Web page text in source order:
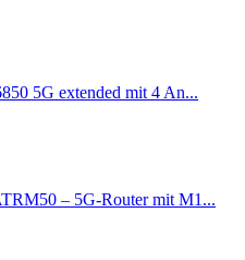
5G extended mit 4 An...
– 5G-Router mit M1...